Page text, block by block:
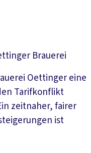
Brauerei
Oettinger eine
Tarifkonflikt
zeitnaher, fairer
ist